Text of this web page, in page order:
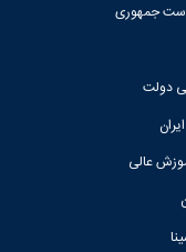
جمهوری
دولت
عالی